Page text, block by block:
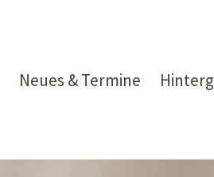
Neues & Termine